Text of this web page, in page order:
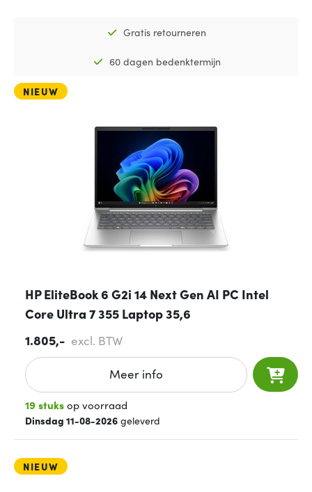
Gratis retourneren
60 dagen bedenktermijn
NIEUW
HP EliteBook 6 G2i 14 Next Gen AI PC Intel
Core Ultra 7 355 Laptop 35,6
1.805,- excl. BTW
Meer info
19 stuksop voorraad
Dinsdag 11-08-2026 geleverd
NIEUW